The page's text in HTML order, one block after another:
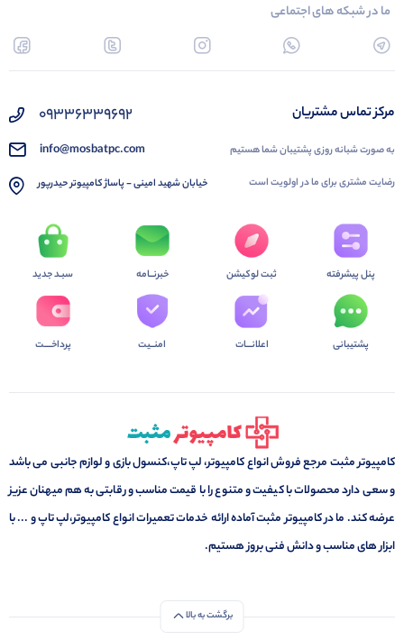
ما در شبکه های اجتماعی
مرکز تماس مشتریان
به صورت شبانه روزی پشتیبان شما هستیم
رضایت مشتری برای ما در اولویت است
09336339692
info@mosbatpc.com
خیابان شهید امینی - پاساژ کامپیوتر حیدرپور
پنل پیشرفته
پشتیبانی
ثبت لوکیشن
اعلانـــات
خبرنــامه
امنــیت
سبـد جدید
پرداخــــت
کامپیوتر مثبت مرجع فروش انواع کامپیوتر، لپ تاپ،کنسول بازی و لوازم جانبی می باشد
و سعی دارد محصولات با کیفیت و متنوع را با قیمت مناسب و رقابتی به هم میهنان عزیز
عرضه کند. ما در کامپیوتر مثبت آماده ارائه خدمات تعمیرات انواع کامپیوتر،لپ تاپ و ... با
ابزار های مناسب و دانش فنی بروز هستیم.
برگشت به بالا